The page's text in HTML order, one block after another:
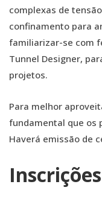
complexas de
confinamento para
familiarizar-se com
Tunnel Designer,
projetos.
Para melhor
fundamental que os
Haverá emissão de
Inscrições